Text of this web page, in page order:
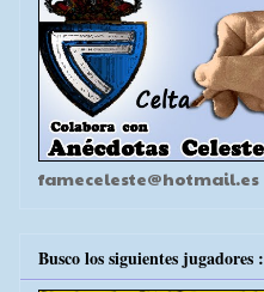
fameceleste@hotmail.es
Busco los siguientes jugadores :